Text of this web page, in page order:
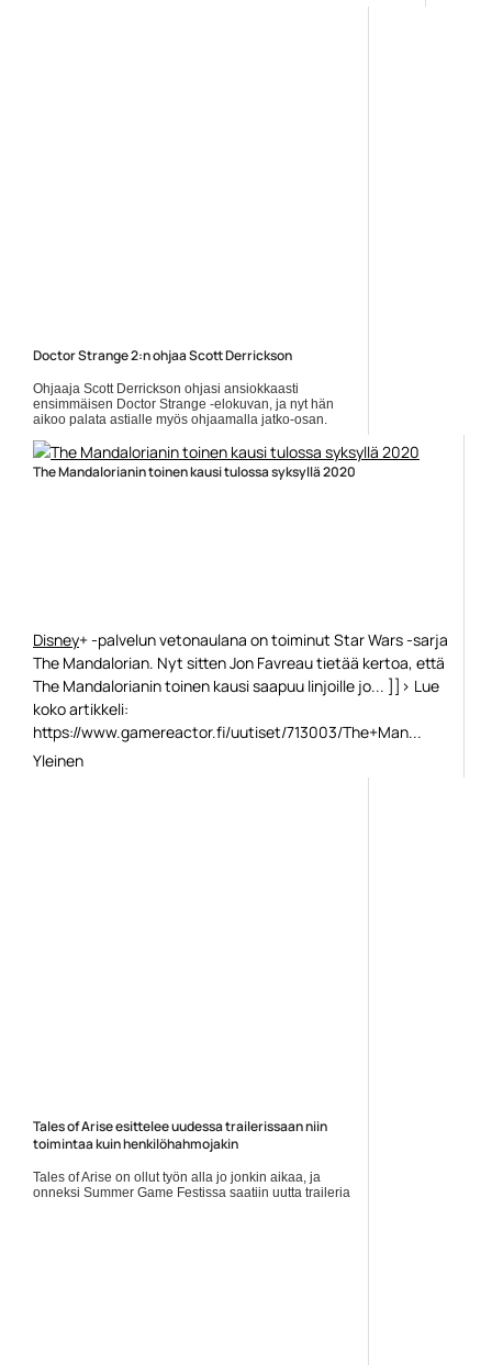
Doctor Strange 2:n ohjaa Scott Derrickson
Ohjaaja Scott Derrickson ohjasi ansiokkaasti
ensimmäisen Doctor Strange -elokuvan, ja nyt hän
aikoo palata astialle myös ohjaamalla jatko-osan.
https://www.gamereactor.fi/uutiset/600463/Doctor+Strange+2n+o...
Yleinen
The Mandalorianin toinen kausi tulossa syksyllä 2020
Disney+ -palvelun vetonaulana on toiminut Star Wars -sarja
The Mandalorian. Nyt sitten Jon Favreau tietää kertoa, että
The Mandalorianin toinen kausi saapuu linjoille jo... ]]> Lue
koko artikkeli:
https://www.gamereactor.fi/uutiset/713003/The+Man...
Yleinen
Tales of Arise esittelee uudessa trailerissaan niin
toimintaa kuin henkilöhahmojakin
Tales of Arise on ollut työn alla jo jonkin aikaa, ja
onneksi Summer Game Festissa saatiin uutta traileria